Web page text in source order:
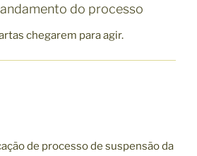
do processo
chegarem para agir.
de processo de suspensão da